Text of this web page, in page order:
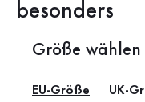
Größe wählen
EU-Größe UK-
besonders